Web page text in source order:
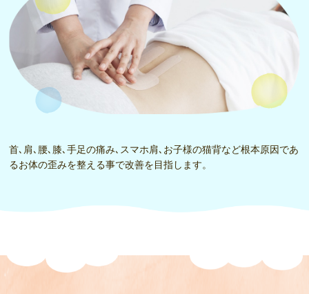
首､肩､腰､膝､手足の痛み､スマホ肩､お子様の猫背など根本原因であ
るお体の歪みを整える事で改善を目指します。